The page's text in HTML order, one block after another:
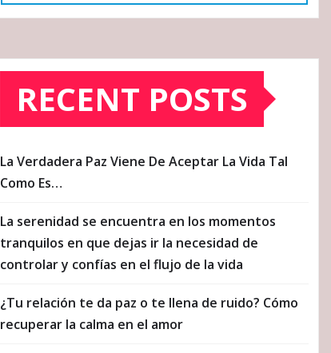
RECENT POSTS
La Verdadera Paz Viene De Aceptar La Vida Tal
Como Es…
La serenidad se encuentra en los momentos
tranquilos en que dejas ir la necesidad de
controlar y confías en el flujo de la vida
¿Tu relación te da paz o te llena de ruido? Cómo
recuperar la calma en el amor